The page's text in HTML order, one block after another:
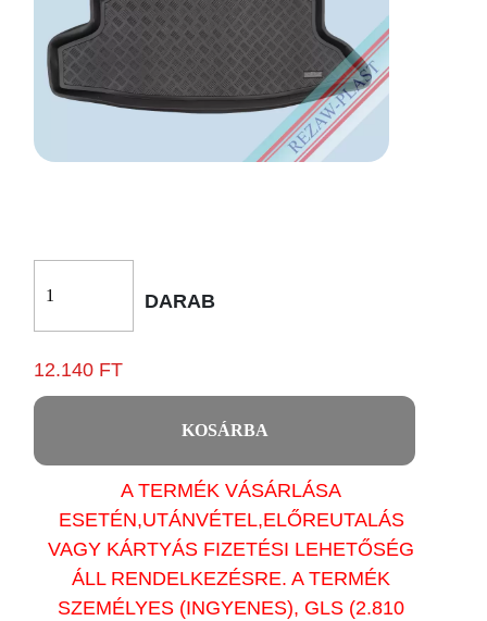
DARAB
12.140 FT
KOSÁRBA
A TERMÉK VÁSÁRLÁSA
ESETÉN,UTÁNVÉTEL,ELŐREUTALÁS
VAGY KÁRTYÁS FIZETÉSI LEHETŐSÉG
ÁLL RENDELKEZÉSRE. A TERMÉK
SZEMÉLYES (INGYENES), GLS (2.810